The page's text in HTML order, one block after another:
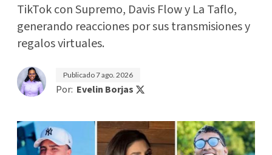
TikTok con Supremo, Davis Flow y La Taflo,
generando reacciones por sus transmisiones y
regalos virtuales.
Publicado7 ago. 2026
Por: Evelin Borjas